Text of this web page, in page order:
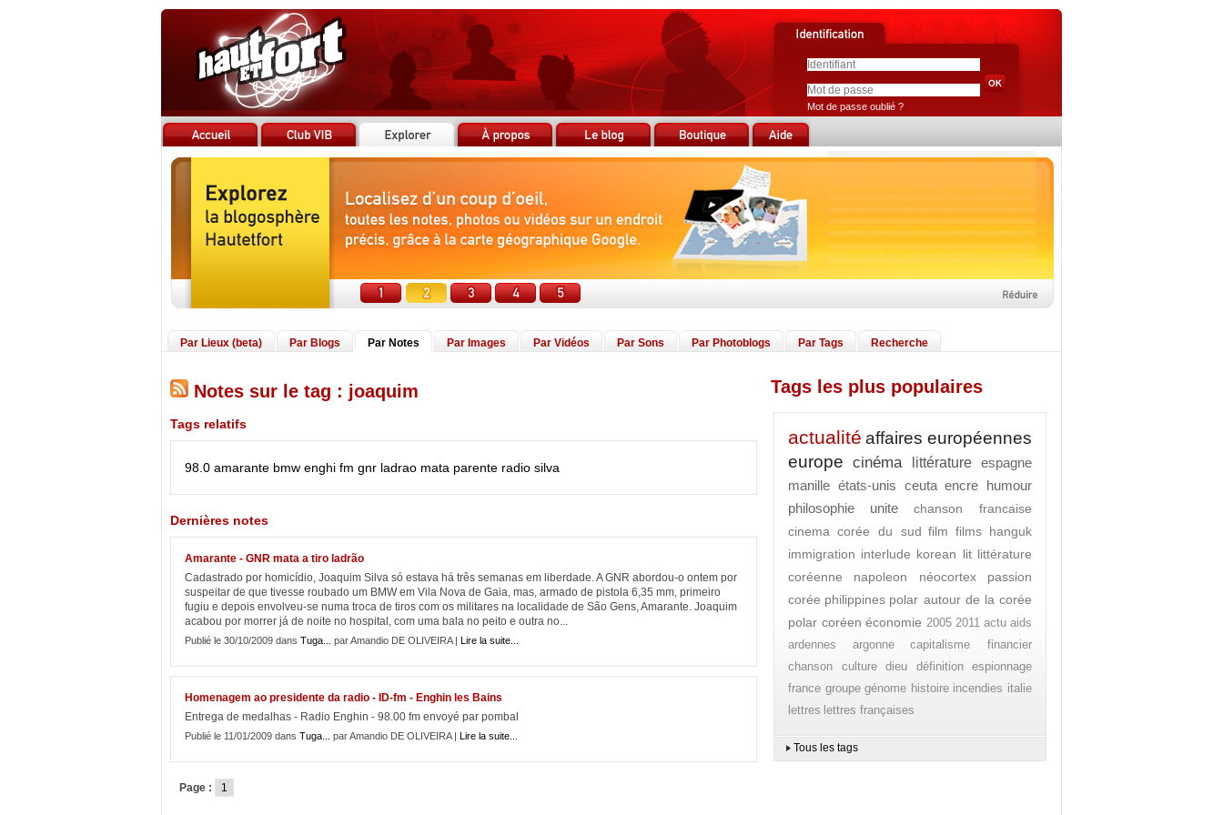
Mot de passe oublié ?
Par Lieux (beta) Par Blogs Par Notes Par Images Par Vidéos Par Sons Par Photoblogs Par Tags Recherche
Notes sur le tag : joaquim
Tags relatifs
98.0 amarante bmw enghi fm gnr ladrao mata parente radio silva
Dernières notes
Amarante - GNR mata a tiro ladrão
Cadastrado por homicídio, Joaquim Silva só estava há três semanas em liberdade. A GNR abordou-o ontem por
suspeitar de que tivesse roubado um BMW em Vila Nova de Gaia, mas, armado de pistola 6,35 mm, primeiro
fugiu e depois envolveu-se numa troca de tiros com os militares na localidade de São Gens, Amarante. Joaquim
acabou por morrer já de noite no hospital, com uma bala no peito e outra no...
Publié le 30/10/2009 dans Tuga... par Amandio DE OLIVEIRA | Lire la suite...
Homenagem ao presidente da radio - ID-fm - Enghin les Bains
Entrega de medalhas - Radio Enghin - 98.00 fm envoyé par pombal
Publié le 11/01/2009 dans Tuga... par Amandio DE OLIVEIRA | Lire la suite...
Page : 1
Tags les plus populaires
actualité affaires européennes
europe cinéma littérature
espagne
manille états-unis ceuta encre humour
philosophie
unite
chanson francaise
cinema corée du sud film films hanguk
immigration interlude korean lit littérature
coréenne
napoleon néocortex
passion
corée philippines polar autour de la corée
polar coréen économie 2005 2011 actu aids
ardennes
argonne
capitalisme financier
chanson
culture dieu définition
espionnage
france groupe génome histoire incendies italie
lettres lettres françaises
Tous les tags